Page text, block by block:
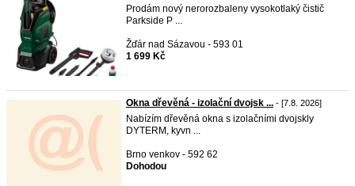
Prodám nový nerorozbaleny vysokotlaký čistič
Parkside P ...
Žďár nad Sázavou - 593 01
1 699 Kč
Okna dřevěná - izolační dvojsk ... - [7.8. 2026]
Nabízím dřevěná okna s izolačními dvojskly
DYTERM, kyvn ...
Brno venkov - 592 62
Dohodou